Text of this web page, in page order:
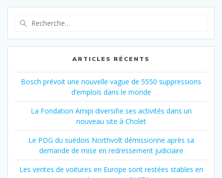
ARTICLES RÉCENTS
Bosch prévoit une nouvelle vague de 5550 suppressions
d’emplois dans le monde
La Fondation Amipi diversifie ses activités dans un
nouveau site à Cholet
Le PDG du suédois Northvolt démissionne après sa
demande de mise en redressement judiciaire
Les ventes de voitures en Europe sont restées stables en